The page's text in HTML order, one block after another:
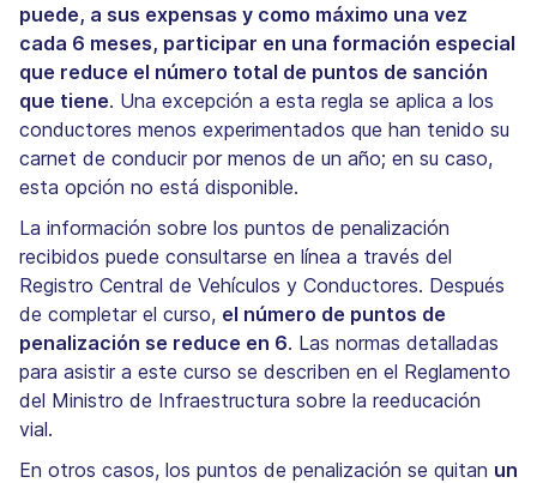
puede, a sus expensas y como máximo una vez
cada 6 meses, participar en una formación especial
que reduce el número total de puntos de sanción
que tiene. Una excepción a esta regla se aplica a los
conductores menos experimentados que han tenido su
carnet de conducir por menos de un año; en su caso,
esta opción no está disponible.
La información sobre los puntos de penalización
recibidos puede consultarse en línea a través del
Registro Central de Vehículos y Conductores. Después
de completar el curso, el número de puntos de
penalización se reduce en 6. Las normas detalladas
para asistir a este curso se describen en el Reglamento
del Ministro de Infraestructura sobre la reeducación
vial.
En otros casos, los puntos de penalización se quitan un